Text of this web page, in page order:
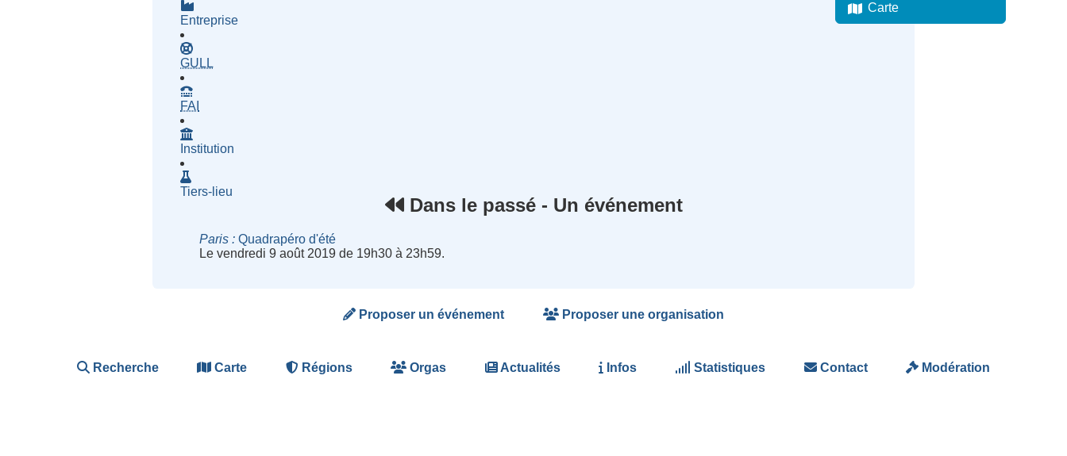
Carte
Entreprise
GULL
FAI
Institution
Tiers-lieu
Dans le passé - Un événement
Paris
Quadrapéro d'été
Le vendredi 9 août 2019 de 19h30 à 23h59.
Proposer un événement Proposer une organisation
Recherche Carte Régions Orgas Actualités Infos Statistiques Contact Modération